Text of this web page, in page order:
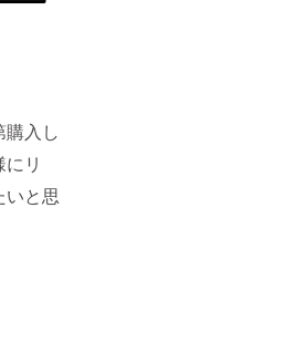
購入し
リ
いと思